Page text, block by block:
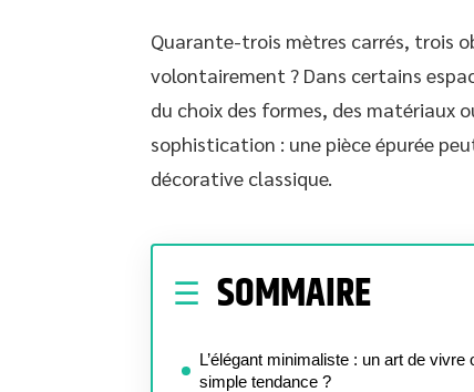
Quarante-trois mètres carrés, trois
volontairement ? Dans certains
du choix des formes, des matériaux
sophistication : une pièce épurée
décorative classique.
SOMMAIRE
L’élégant minimaliste : un art de vivre
simple tendance ?